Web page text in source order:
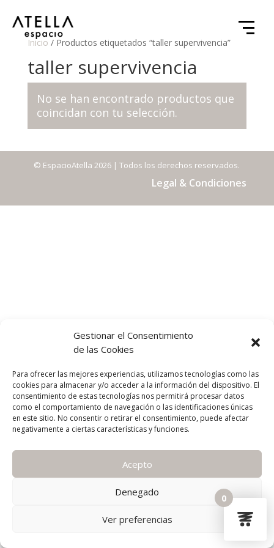
Gestionar el Consentimiento
de las Cookies
Para ofrecer las mejores experiencias, utilizamos tecnologías como las
cookies para almacenar y/o acceder a la información del dispositivo. El
consentimiento de estas tecnologías nos permitirá procesar datos
como el comportamiento de navegación o las identificaciones únicas
en este sitio. No consentir o retirar el consentimiento, puede afectar
negativamente a ciertas características y funciones.
Acepto
Denegado
Ver preferencias
Inicio / Productos etiquetados “taller supervivencia”
taller supervivencia
No se han encontrado productos que
coincidan con tu selección.
© EspacioAtella 2026 | Todos los derechos reservados.
Legal & Condiciones
0